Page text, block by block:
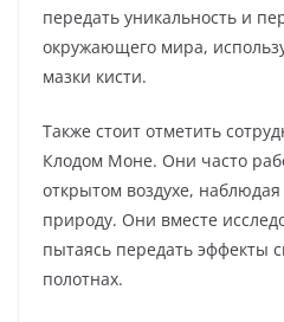
передать уникальность и
окружающего мира,
мазки кисти.
Также стоит отметить
Клодом Моне. Они часто
открытом воздухе,
природу. Они вместе
пытаясь передать эффекты
полотнах.